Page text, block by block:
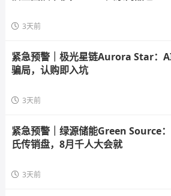
3天前
紧急预警｜极光星链Aurora Star：
骗局，认购即入坑
3天前
紧急预警｜绿源储能Green Source
氏传销盘，8月千人大会就
3天前